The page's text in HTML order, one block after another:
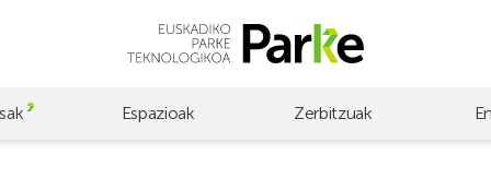
Espazioak Zerbitzuak